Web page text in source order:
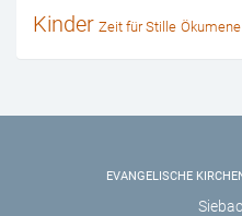
Kinder Zeit für Stille Ökumene
EVANGELISCHE